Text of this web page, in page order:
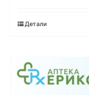
Детали